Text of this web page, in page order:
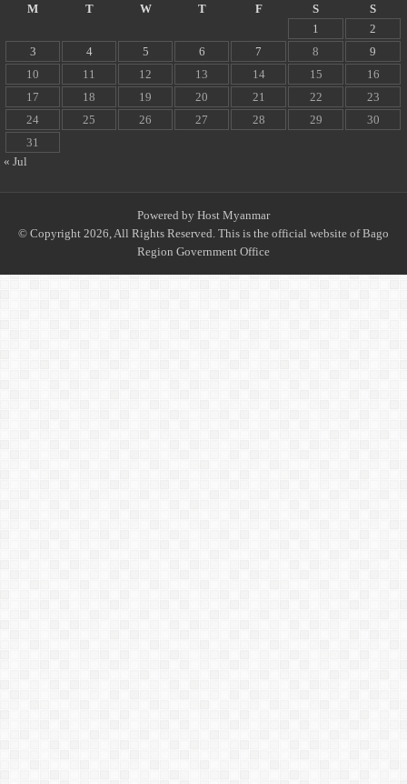
M
T W T F S
S
1
2
3
4 5 6 7 8
9
10
11 12 13 14 15
16
17
18 19 20 21 22
23
24
25 26 27 28 29
30
31
« Jul
Powered by Host Myanmar
© Copyright 2026, All Rights Reserved. This is the official website of Bago
Region Government Office